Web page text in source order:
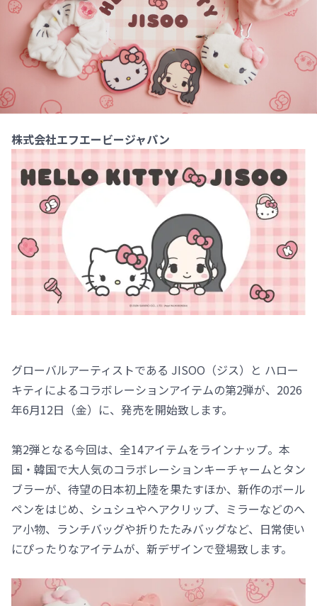
株式会社エフエービージャパン
グローバルアーティストである JISOO（ジス）と ハロー
キティによるコラボレーションアイテムの第2弾が、2026
年6月12日（金）に、発売を開始致します。
第2弾となる今回は、全14アイテムをラインナップ。本
国・韓国で大人気のコラボレーションキーチャームとタン
ブラーが、待望の日本初上陸を果たすほか、新作のボール
ペンをはじめ、シュシュやヘアクリップ、ミラーなどのへ
ア小物、ランチバッグや折りたたみバッグなど、日常使い
にぴったりなアイテムが、新デザインで登場致します。